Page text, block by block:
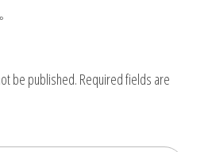
be published. Required fields are